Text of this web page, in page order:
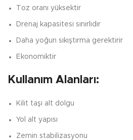
Toz oranı yüksektir
Drenaj kapasitesi sınırlıdır
Daha yoğun sıkıştırma gerektirir
Ekonomiktir
Kullanım Alanları:
Kilit taşı alt dolgu
Yol alt yapısı
Zemin stabilizasyonu